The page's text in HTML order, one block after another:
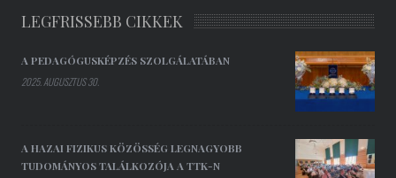
LEGFRISSEBB CIKKEK
A PEDAGÓGUSKÉPZÉS SZOLGÁLATÁBAN
2025. AUGUSZTUS 30.
A HAZAI FIZIKUS KÖZÖSSÉG LEGNAGYOBB
TUDOMÁNYOS TALÁLKOZÓJA A TTK-N